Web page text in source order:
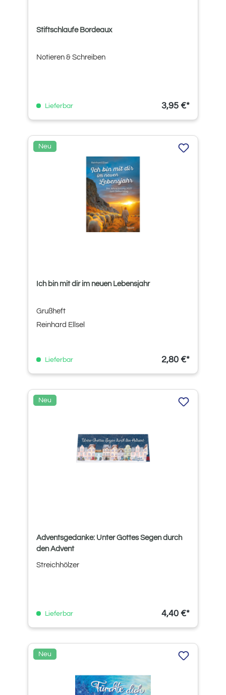
Stiftschlaufe Bordeaux
Notieren & Schreiben
Lieferbar 3,95 €*
Neu
Ich bin mit dir im neuen Lebensjahr
Grußheft
Reinhard Ellsel
Lieferbar 2,80 €*
Neu
Adventsgedanke: Unter Gottes Segen durch
den Advent
Streichhölzer
Lieferbar 4,40 €*
Neu